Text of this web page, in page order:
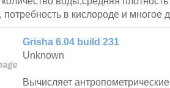
потребность в кислороде и многое
Grisha 6.04 build 231
Unknown
Вычисляет